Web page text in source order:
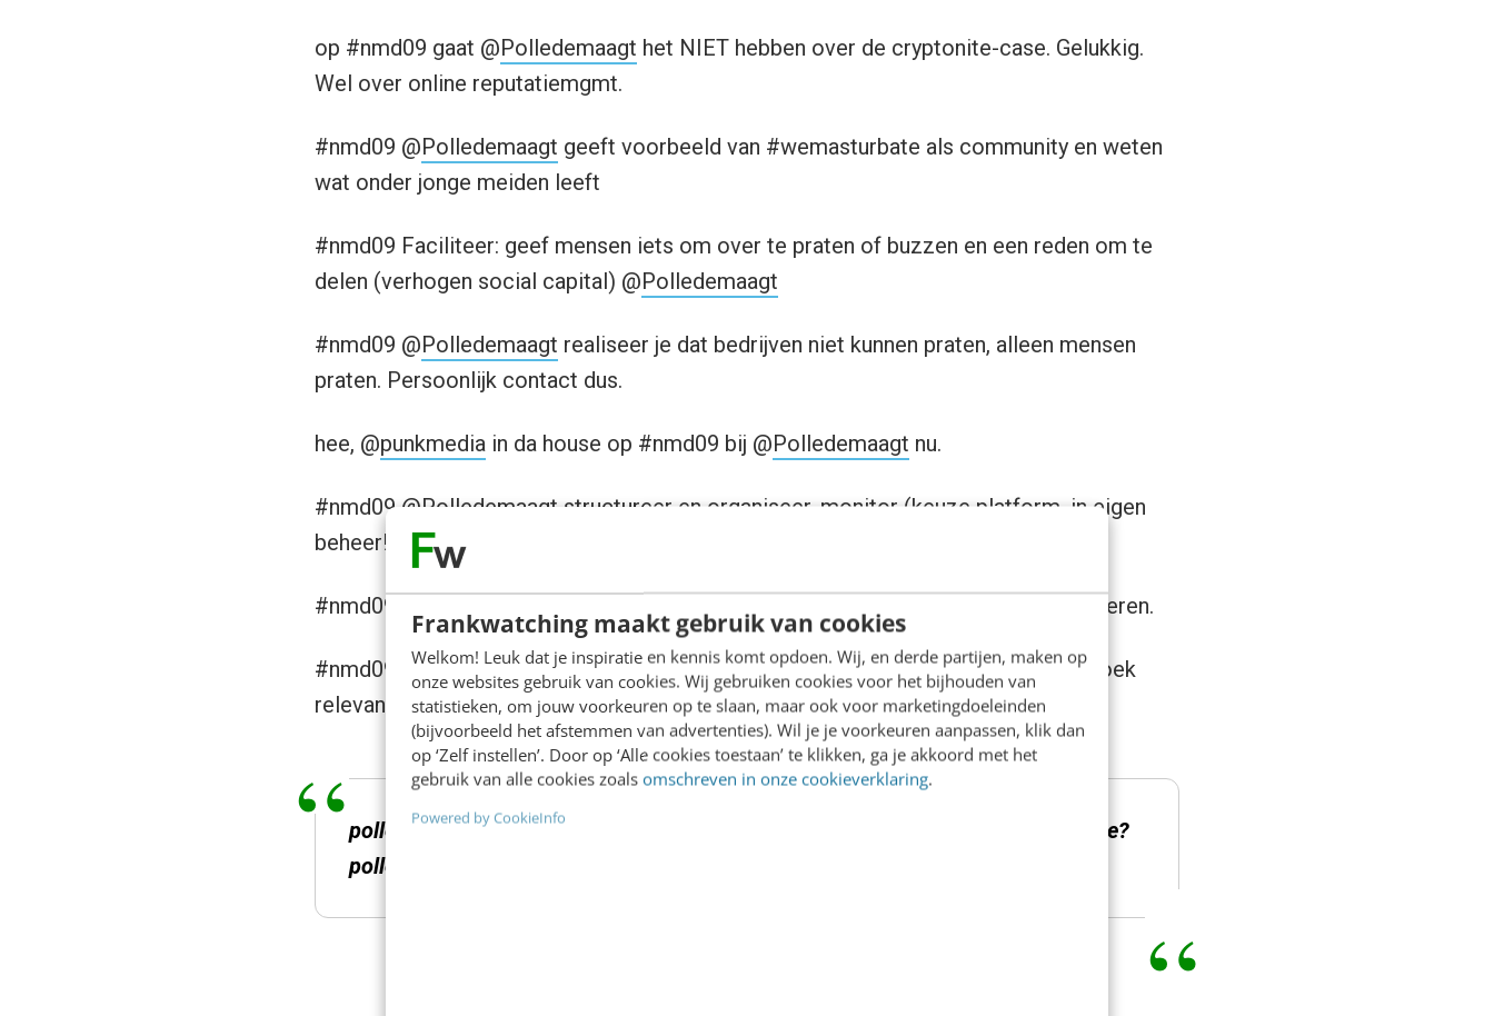
Frankwatching maakt gebruik van cookies
Welkom! Leuk dat je inspiratie en kennis komt opdoen. Wij, en derde partijen, maken op
onze websites gebruik van cookies. Wij gebruiken cookies voor het bijhouden van
statistieken, om jouw voorkeuren op te slaan, maar ook voor marketingdoeleinden
(bijvoorbeeld het afstemmen van advertenties). Wil je je voorkeuren aanpassen, klik dan
op ‘Zelf instellen’. Door op ‘Alle cookies toestaan’ te klikken, ga je akkoord met het
gebruik van alle cookies zoals omschreven in onze cookieverklaring.
Powered by CookieInfo
op #nmd09 gaat @Polledemaagt het NIET hebben over de cryptonite-case. Gelukkig.
Wel over online reputatiemgmt.
#nmd09 @Polledemaagt geeft voorbeeld van #wemasturbate als community en weten
wat onder jonge meiden leeft
#nmd09 Faciliteer: geef mensen iets om over te praten of buzzen en een reden om te
delen (verhogen social capital) @Polledemaagt
#nmd09 @Polledemaagt realiseer je dat bedrijven niet kunnen praten, alleen mensen
praten. Persoonlijk contact dus.
hee, @punkmediain da house op #nmd09 bij @Polledemaagt nu.
#nmd09 @Polledemaagt structureer en organiseer, monitor (keuze platform, in eigen
beheer!), borging in cust.care etc. en EXPERIMENTEER!
#nmd09 bij @ veel voorbeelden van T-mobile en hoe zij het organiseren.
#nmd09 waarom zouden mensen lid worden van mijn bedrijfshyves? antwoord: zoek
relevantie, da’s reden om aan te haken!
polledemaagt:#nmd09 what did you think of my preso? Things I should change?
polledemaagt: